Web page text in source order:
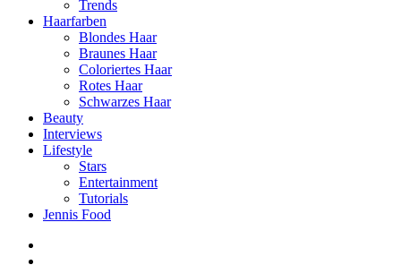
Trends
Haarfarben
Blondes Haar
Braunes Haar
Coloriertes Haar
Rotes Haar
Schwarzes Haar
Beauty
Interviews
Lifestyle
Stars
Entertainment
Tutorials
Jennis Food